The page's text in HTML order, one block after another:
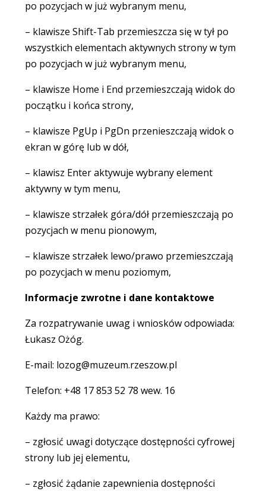
po pozycjach w już wybranym menu,
– klawisze Shift-Tab przemieszcza się w tył po
wszystkich elementach aktywnych strony w tym
po pozycjach w już wybranym menu,
– klawisze Home i End przemieszczają widok do
początku i końca strony,
– klawisze PgUp i PgDn przenieszczają widok o
ekran w górę lub w dół,
– klawisz Enter aktywuje wybrany element
aktywny w tym menu,
– klawisze strzałek góra/dół przemieszczają po
pozycjach w menu pionowym,
– klawisze strzałek lewo/prawo przemieszczają
po pozycjach w menu poziomym,
Informacje zwrotne i dane kontaktowe
Za rozpatrywanie uwag i wniosków odpowiada:
Łukasz Ożóg.
E-mail: lozog@muzeum.rzeszow.pl
Telefon: +48 17 853 52 78 wew. 16
Każdy ma prawo:
– zgłosić uwagi dotyczące dostępności cyfrowej
strony lub jej elementu,
– zgłosić żądanie zapewnienia dostępności